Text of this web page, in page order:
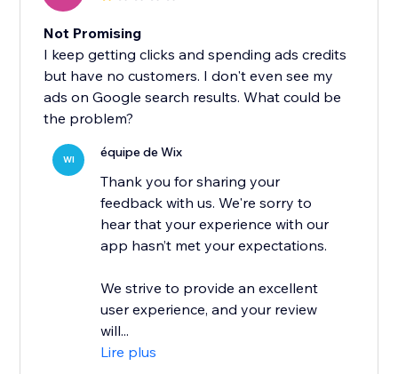
Not Promising
I keep getting clicks and spending ads credits
but have no customers. I don't even see my
ads on Google search results. What could be
the problem?
WI équipe de Wix
Thank you for sharing your
feedback with us. We're sorry to
hear that your experience with our
app hasn’t met your expectations.
We strive to provide an excellent
user experience, and your review
will...
Lire plus